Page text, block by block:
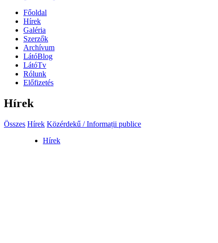
Főoldal
Hírek
Galéria
Szerzők
Archívum
LátóBlog
LátóTv
Rólunk
Előfizetés
Hírek
Összes Hírek Közérdekű / Informații publice
Hírek